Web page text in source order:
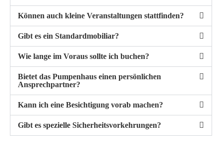
Können auch kleine Veranstaltungen stattfinden?
Gibt es ein Standardmobiliar?
Wie lange im Voraus sollte ich buchen?
Bietet das Pumpenhaus einen persönlichen
Ansprechpartner?
Kann ich eine Besichtigung vorab machen?
Gibt es spezielle Sicherheitsvorkehrungen?